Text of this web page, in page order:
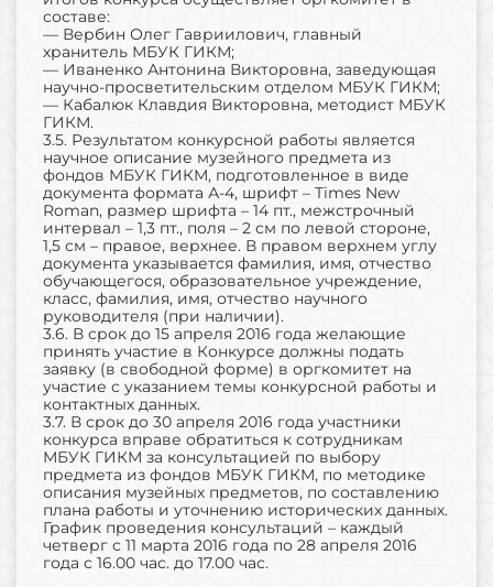
составе:
— Вербин Олег Гавриилович, главный
хранитель МБУК ГИКМ;
— Иваненко Антонина Викторовна, заведующая
научно-просветительским отделом МБУК ГИКМ;
— Кабалюк Клавдия Викторовна, методист МБУК
ГИКМ.
3.5. Результатом конкурсной работы является
научное описание музейного предмета из
фондов МБУК ГИКМ, подготовленное в виде
документа формата А-4, шрифт – Times New
Roman, размер шрифта – 14 пт., межстрочный
интервал – 1,3 пт., поля – 2 см по левой стороне,
1,5 см – правое, верхнее. В правом верхнем углу
документа указывается фамилия, имя, отчество
обучающегося, образовательное учреждение,
класс, фамилия, имя, отчество научного
руководителя (при наличии).
3.6. В срок до 15 апреля 2016 года желающие
принять участие в Конкурсе должны подать
заявку (в свободной форме) в оргкомитет на
участие с указанием темы конкурсной работы и
контактных данных.
3.7. В срок до 30 апреля 2016 года участники
конкурса вправе обратиться к сотрудникам
МБУК ГИКМ за консультацией по выбору
предмета из фондов МБУК ГИКМ, по методике
описания музейных предметов, по составлению
плана работы и уточнению исторических данных.
График проведения консультаций – каждый
четверг с 11 марта 2016 года по 28 апреля 2016
года с 16.00 час. до 17.00 час.